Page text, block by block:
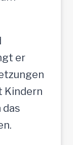
er
Kindern
das